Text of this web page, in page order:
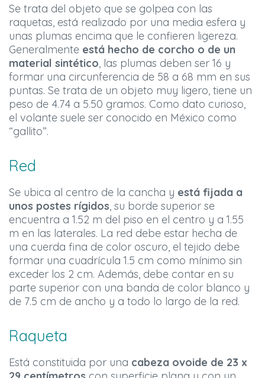
Se trata del objeto que se golpea con las
raquetas, está realizado por una media esfera y
unas plumas encima que le confieren ligereza.
Generalmente está hecho de corcho o de un
material sintético, las plumas deben ser 16 y
formar una circunferencia de 58 a 68 mm en sus
puntas. Se trata de un objeto muy ligero, tiene un
peso de 4.74 a 5.50 gramos. Como dato curioso,
el volante suele ser conocido en México como
“gallito”.
Red
Se ubica al centro de la cancha y está fijada a
unos postes rígidos, su borde superior se
encuentra a 1.52 m del piso en el centro y a 1.55
m en las laterales. La red debe estar hecha de
una cuerda fina de color oscuro, el tejido debe
formar una cuadrícula 1.5 cm como mínimo sin
exceder los 2 cm. Además, debe contar en su
parte superior con una banda de color blanco y
de 7.5 cm de ancho y a todo lo largo de la red.
Raqueta
Está constituida por una cabeza ovoide de 23 x